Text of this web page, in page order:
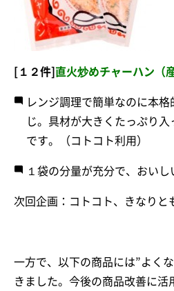
[１２件] 直火炒めチャーハン（
レンジ調理で簡単なのに本
じ。具材が大きくたっぷり
です。（コトコト利用）
１袋の分量が充分で、おいし
次回企画：コトコト、きなりと
一方で、以下の商品には”よく
きました。今後の商品改善に活